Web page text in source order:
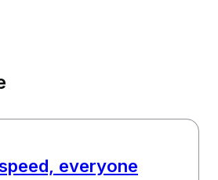
everyone